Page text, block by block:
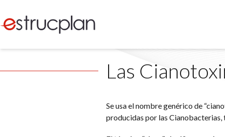
Las
Se usa el nombre genérico de
producidas por las Cianobacterias,